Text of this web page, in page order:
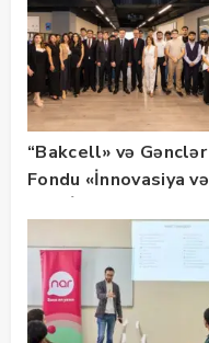
“Bakcell» və Gənclər
Fondu «İnnovasiya və
təqaüd proqramının
qalibləri ilə görüş
keçirib